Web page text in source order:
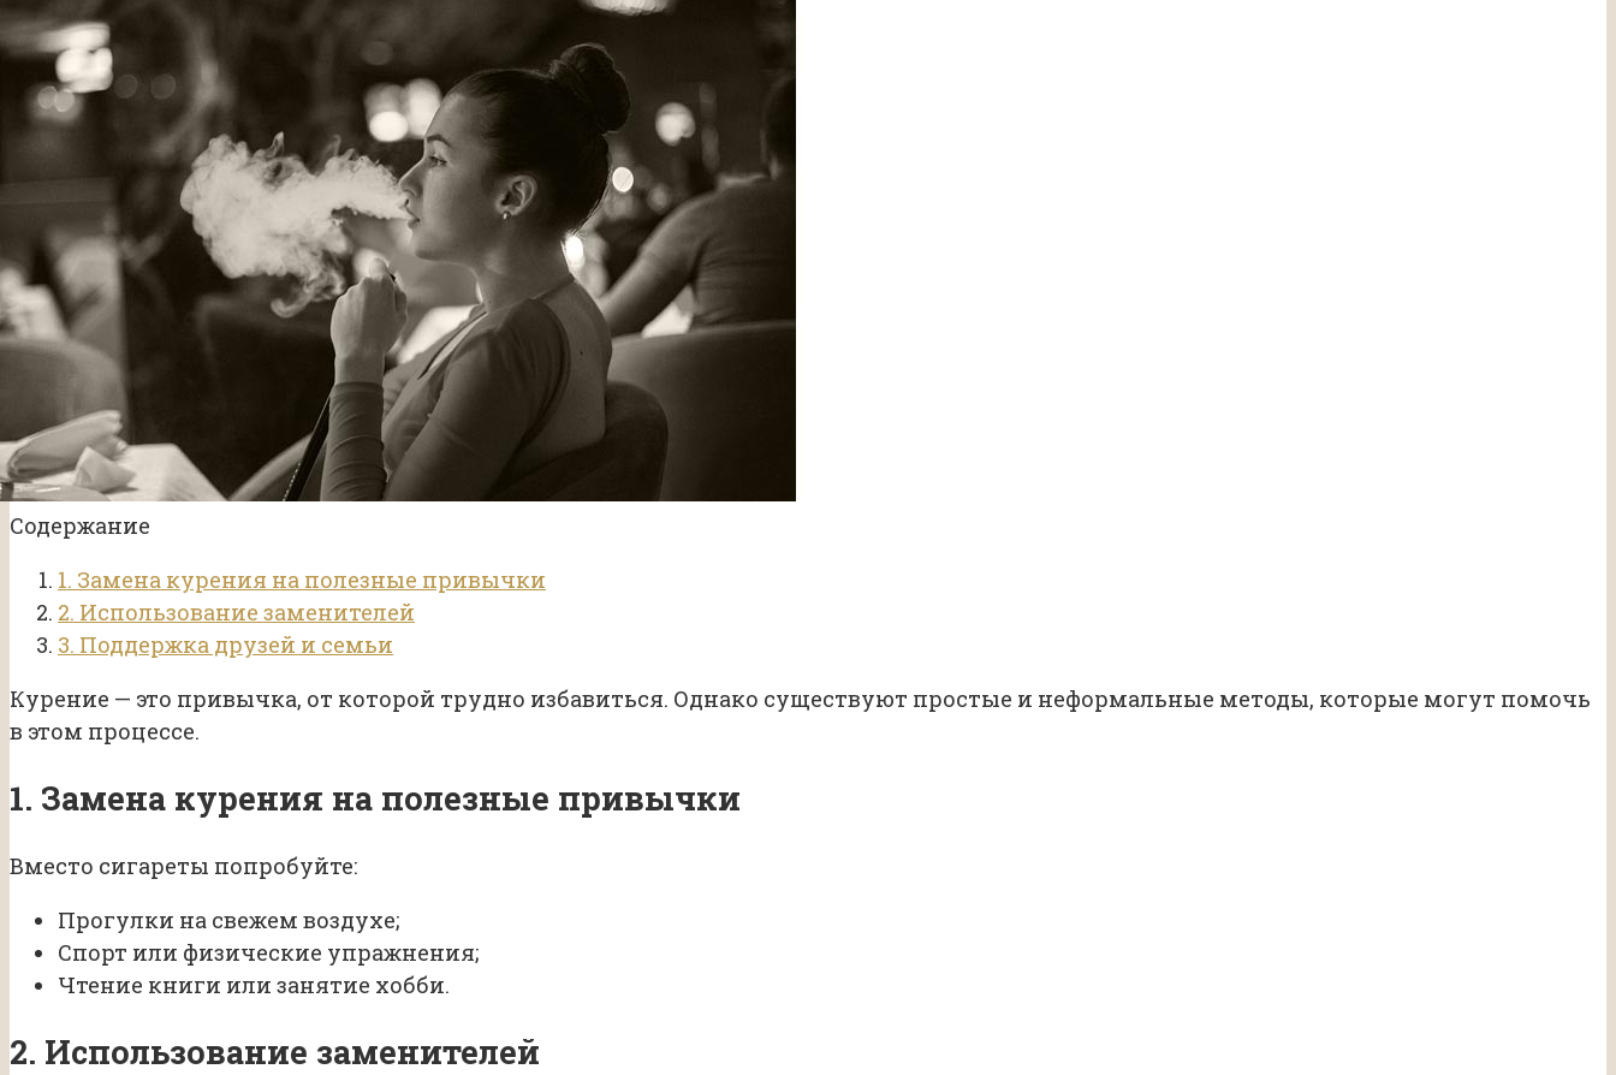
Содержание
1. Замена курения на полезные привычки
2. Использование заменителей
3. Поддержка друзей и семьи
Курение — это привычка, от которой трудно избавиться. Однако существуют простые и неформальные методы, которые могут помочь
в этом процессе.
1. Замена курения на полезные привычки
Вместо сигареты попробуйте:
Прогулки на свежем воздухе;
Спорт или физические упражнения;
Чтение книги или занятие хобби.
2. Использование заменителей